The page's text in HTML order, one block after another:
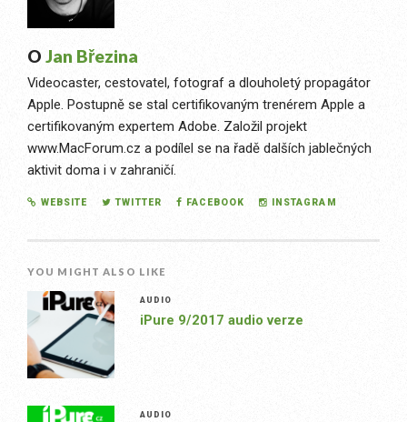
O Jan Březina
Videocaster, cestovatel, fotograf a dlouholetý propagátor
Apple. Postupně se stal certifikovaným trenérem Apple a
certifikovaným expertem Adobe. Založil projekt
www.MacForum.cz a podílel se na řadě dalších jablečných
aktivit doma i v zahraničí.
WEBSITE TWITTER FACEBOOK INSTAGRAM
YOU MIGHT ALSO LIKE
AUDIO
iPure 9/2017 audio verze
AUDIO